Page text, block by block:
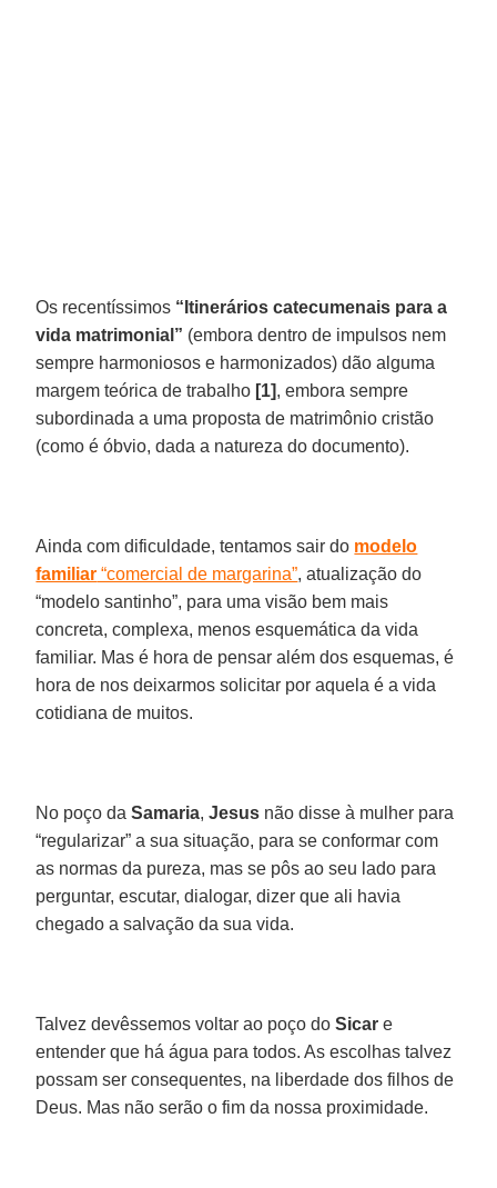
Os recentíssimos “Itinerários catecumenais para a
vida matrimonial” (embora dentro de impulsos nem
sempre harmoniosos e harmonizados) dão alguma
margem teórica de trabalho [1], embora sempre
subordinada a uma proposta de matrimônio cristão
(como é óbvio, dada a natureza do documento).
Ainda com dificuldade, tentamos sair do modelo
familiar “comercial de margarina”, atualização do
“modelo santinho”, para uma visão bem mais
concreta, complexa, menos esquemática da vida
familiar. Mas é hora de pensar além dos esquemas, é
hora de nos deixarmos solicitar por aquela é a vida
cotidiana de muitos.
No poço daSamaria,Jesus não disse à mulher para
“regularizar” a sua situação, para se conformar com
as normas da pureza, mas se pôs ao seu lado para
perguntar, escutar, dialogar, dizer que ali havia
chegado a salvação da sua vida.
Talvez devêssemos voltar ao poço doSicar e
entender que há água para todos. As escolhas talvez
possam ser consequentes, na liberdade dos filhos de
Deus. Mas não serão o fim da nossa proximidade.